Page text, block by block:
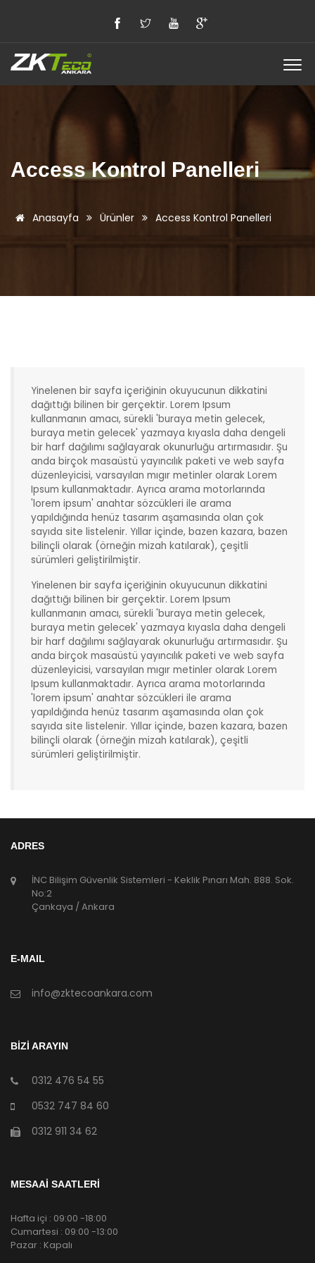
Access Kontrol Panelleri
Anasayfa Ürünler Access Kontrol Panelleri
Yinelenen bir sayfa içeriğinin okuyucunun dikkatini
dağıttığı bilinen bir gerçektir. Lorem Ipsum
kullanmanın amacı, sürekli 'buraya metin gelecek,
buraya metin gelecek' yazmaya kıyasla daha dengeli
bir harf dağılımı sağlayarak okunurluğu artırmasıdır. Şu
anda birçok masaüstü yayıncılık paketi ve web sayfa
düzenleyicisi, varsayılan mıgır metinler olarak Lorem
Ipsum kullanmaktadır. Ayrıca arama motorlarında
'lorem ipsum' anahtar sözcükleri ile arama
yapıldığında henüz tasarım aşamasında olan çok
sayıda site listelenir. Yıllar içinde, bazen kazara, bazen
bilinçli olarak (örneğin mizah katılarak), çeşitli
sürümleri geliştirilmiştir.
Yinelenen bir sayfa içeriğinin okuyucunun dikkatini
dağıttığı bilinen bir gerçektir. Lorem Ipsum
kullanmanın amacı, sürekli 'buraya metin gelecek,
buraya metin gelecek' yazmaya kıyasla daha dengeli
bir harf dağılımı sağlayarak okunurluğu artırmasıdır. Şu
anda birçok masaüstü yayıncılık paketi ve web sayfa
düzenleyicisi, varsayılan mıgır metinler olarak Lorem
Ipsum kullanmaktadır. Ayrıca arama motorlarında
'lorem ipsum' anahtar sözcükleri ile arama
yapıldığında henüz tasarım aşamasında olan çok
sayıda site listelenir. Yıllar içinde, bazen kazara, bazen
bilinçli olarak (örneğin mizah katılarak), çeşitli
sürümleri geliştirilmiştir.
ADRES
İNC Bilişim Güvenlik Sistemleri - Keklik Pınarı Mah. 888. Sok.
No:2
Çankaya / Ankara
E-MAIL
info@zktecoankara.com
BİZİ ARAYIN
0312 476 54 55
0532 747 84 60
0312 911 34 62
MESAAİ SAATLERİ
Hafta içi : 09:00 -18:00
Cumartesi : 09:00 -13:00
Pazar : Kapalı